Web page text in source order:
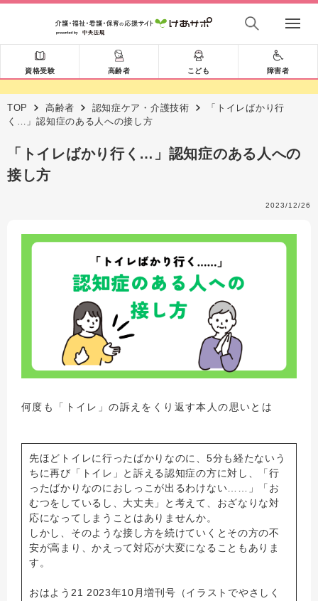
資格受験 高齢者 こども 障害者
TOP 高齢者 認知症ケア・介護技術
「トイレばかり行
く…」認知症のある人への接し方
「トイレばかり行く…」認知症のある人への
接し方
2023/12/26
何度も「トイレ」の訴えをくり返す本人の思いとは
先ほどトイレに行ったばかりなのに、5分も経たないう
ちに再び「トイレ」と訴える認知症の方に対し、「行
ったばかりなのにおしっこが出るわけない……」「お
むつをしているし、大丈夫」と考えて、おざなりな対
応になってしまうことはありませんか。
しかし、そのような接し方を続けていくとその方の不
安が高まり、かえって対応が大変になることもありま
す。
おはよう21 2023年10月増刊号（イラストでやさしく